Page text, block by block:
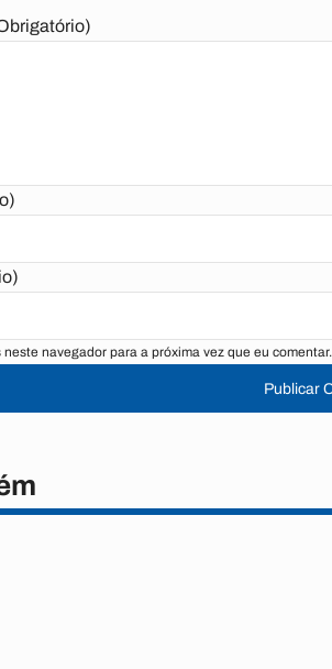
navegador para a próxima vez que eu comentar.
Publicar